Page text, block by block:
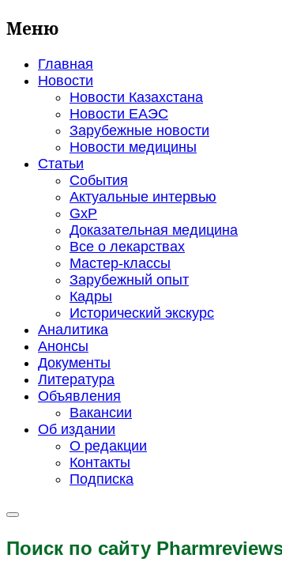
Меню
Главная
Новости
Новости Казахстана
Новости ЕАЭС
Зарубежные новости
Новости медицины
Статьи
События
Актуальные интервью
GxP
Доказательная медицина
Все о лекарствах
Мастер-классы
Зарубежный опыт
Кадры
Исторический экскурс
Аналитика
Анонсы
Документы
Литература
Объявления
Вакансии
Об издании
О редакции
Контакты
Подписка
Поиск по сайту